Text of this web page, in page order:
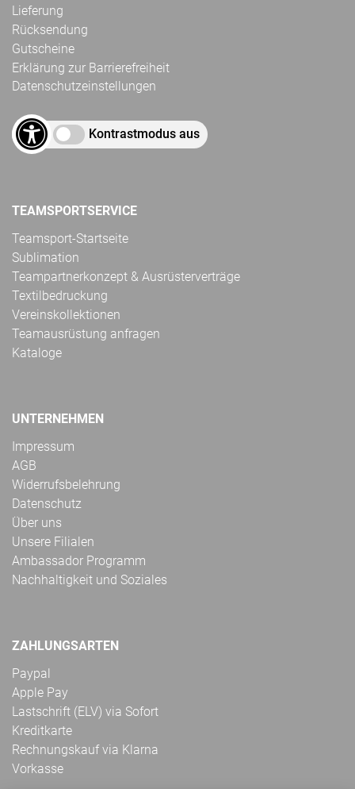
Lieferung
Rücksendung
Gutscheine
Erklärung zur Barrierefreiheit
Datenschutzeinstellungen
Kontrastmodus aus
TEAMSPORTSERVICE
Teamsport-Startseite
Sublimation
Teampartnerkonzept & Ausrüsterverträge
Textilbedruckung
Vereinskollektionen
Teamausrüstung anfragen
Kataloge
UNTERNEHMEN
Impressum
AGB
Widerrufsbelehrung
Datenschutz
Über uns
Unsere Filialen
Ambassador Programm
Nachhaltigkeit und Soziales
ZAHLUNGSARTEN
Paypal
Apple Pay
Lastschrift (ELV) via Sofort
Kreditkarte
Rechnungskauf via Klarna
Vorkasse